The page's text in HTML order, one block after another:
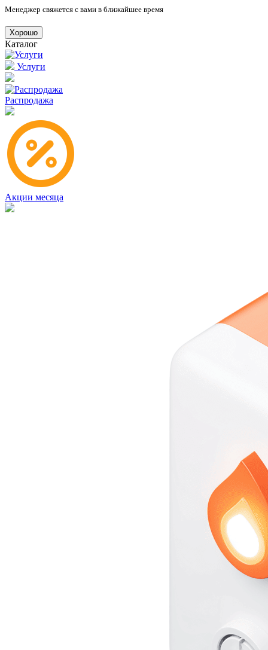
Менеджер свяжется с вами в ближайшее время
Хорошо
Каталог
Услуги
Распродажа
Акции месяца